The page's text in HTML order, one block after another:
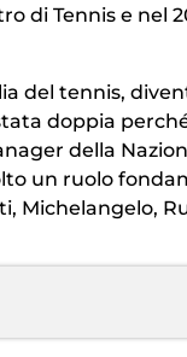
di Tennis e nel
del tennis,
doppia
della
un ruolo
Michelangelo,